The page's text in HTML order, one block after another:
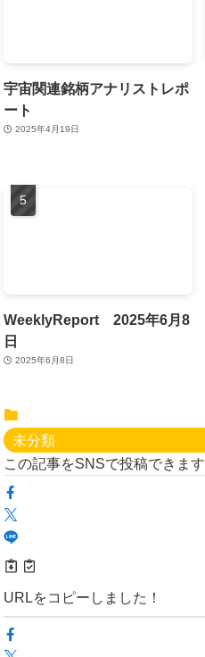
宇宙関連銘柄アナリストレポ
ート
2025年4月19日
WeeklyReport 2025年6月8
日
2025年6月8日
未分類
この記事をSNSで投稿できます
URLをコピーしました！